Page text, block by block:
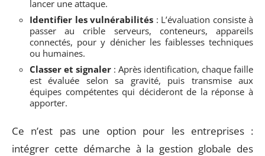
lancer une attaque.
Identifier les vulnérabilités : L’évaluation consiste à
passer au crible serveurs, conteneurs, appareils
connectés, pour y dénicher les faiblesses techniques
ou humaines.
Classer et signaler : Après identification, chaque faille
est évaluée selon sa gravité, puis transmise aux
équipes compétentes qui décideront de la réponse à
apporter.
Ce n’est pas une option pour les entreprises :
intégrer cette démarche à la gestion globale des